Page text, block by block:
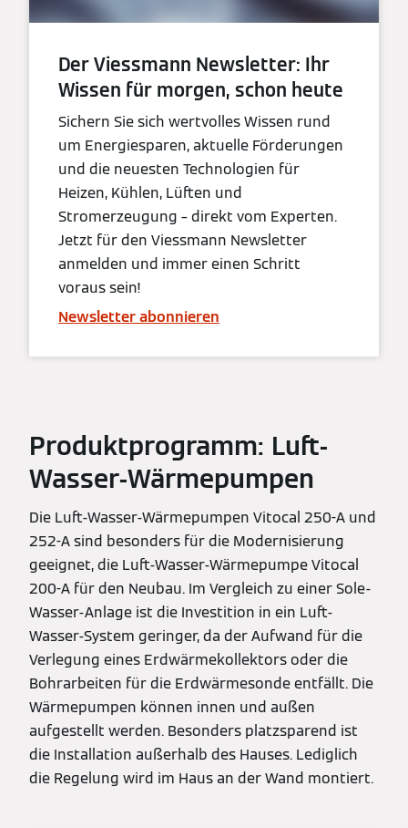
Der Viessmann Newsletter: Ihr
Wissen für morgen, schon heute
Sichern Sie sich wertvolles Wissen rund
um Energiesparen, aktuelle Förderungen
und die neuesten Technologien für
Heizen, Kühlen, Lüften und
Stromerzeugung – direkt vom Experten.
Jetzt für den Viessmann Newsletter
anmelden und immer einen Schritt
voraus sein!
Newsletter abonnieren
Produktprogramm: Luft-
Wasser-Wärmepumpen
Die Luft-Wasser-Wärmepumpen Vitocal 250-A und
252-A sind besonders für die Modernisierung
geeignet, die Luft-Wasser-Wärmepumpe Vitocal
200-A für den Neubau. Im Vergleich zu einer Sole-
Wasser-Anlage ist die Investition in ein Luft-
Wasser-System geringer, da der Aufwand für die
Verlegung eines Erdwärmekollektors oder die
Bohrarbeiten für die Erdwärmesonde entfällt. Die
Wärmepumpen können innen und außen
aufgestellt werden. Besonders platzsparend ist
die Installation außerhalb des Hauses. Lediglich
die Regelung wird im Haus an der Wand montiert.